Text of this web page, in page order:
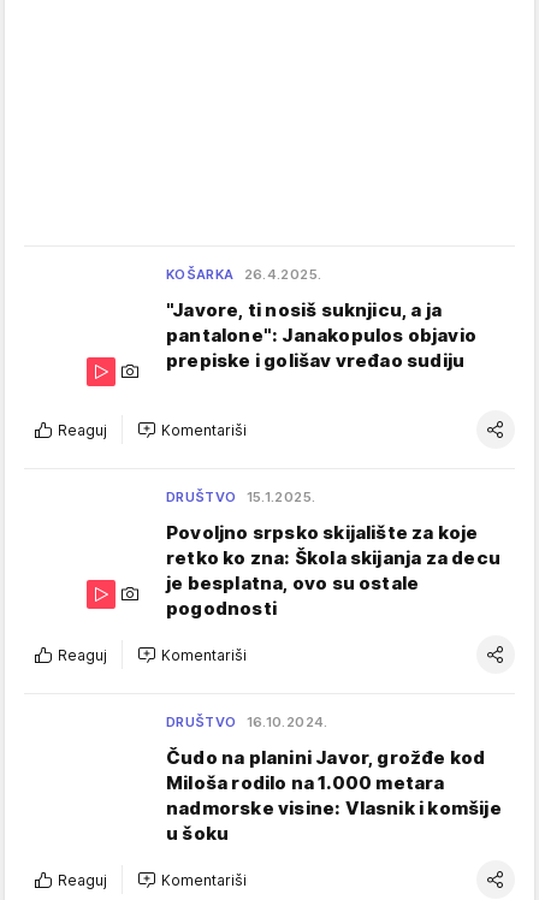
KOŠARKA 26.4.2025.
"Javore, ti nosiš suknjicu, a ja
pantalone": Janakopulos objavio
prepiske i golišav vređao sudiju
Reaguj Komentariši
DRUŠTVO 15.1.2025.
Povoljno srpsko skijalište za koje
retko ko zna: Škola skijanja za decu
je besplatna, ovo su ostale
pogodnosti
Reaguj Komentariši
DRUŠTVO 16.10.2024.
Čudo na planini Javor, grožđe kod
Miloša rodilo na 1.000 metara
nadmorske visine: Vlasnik i komšije
u šoku
Reaguj Komentariši